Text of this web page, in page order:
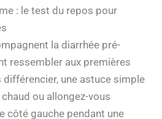
: le test du repos pour
la diarrhée pré-
ressembler aux premières
une astuce simple
ou allongez-vous
côté gauche pendant une